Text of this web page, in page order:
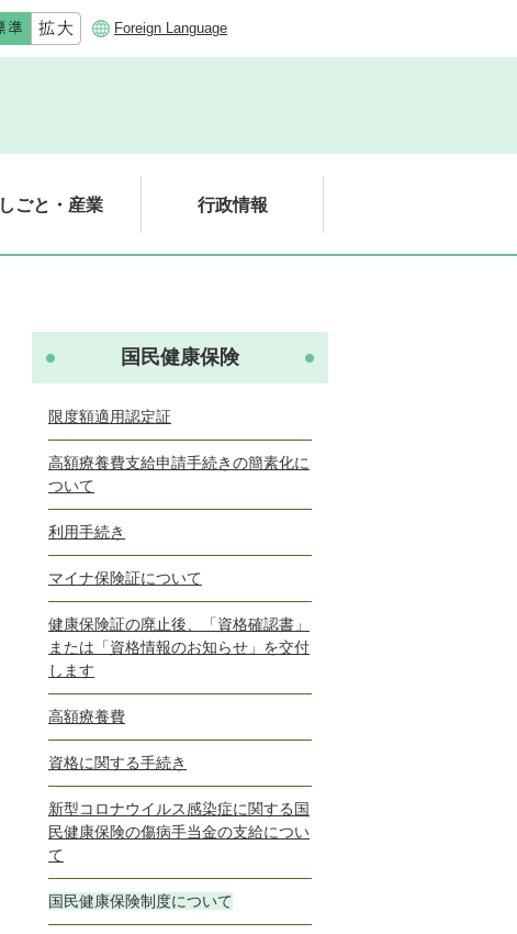
Foreign Language
しごと・産業 行政情報
国民健康保険
限度額適用認定証
高額療養費支給申請手続きの簡素化に
ついて
利用手続き
マイナ保険証について
健康保険証の廃止後、「資格確認書」
または「資格情報のお知らせ」を交付
します
高額療養費
資格に関する手続き
新型コロナウイルス感染症に関する国
民健康保険の傷病手当金の支給につい
て
国民健康保険制度について